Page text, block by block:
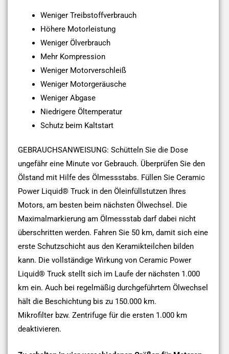
Weniger Treibstoffverbrauch
Höhere Motorleistung
Weniger Ölverbrauch
Mehr Kompression
Weniger Motorverschleiß
Weniger Motorgeräusche
Weniger Abgase
Niedrigere Öltemperatur
Schutz beim Kaltstart
GEBRAUCHSANWEISUNG: Schütteln Sie die Dose
ungefähr eine Minute vor Gebrauch. Überprüfen Sie den
Ölstand mit Hilfe des Ölmessstabs. Füllen Sie Ceramic
Power Liquid® Truck in den Öleinfüllstutzen Ihres
Motors, am besten beim nächsten Ölwechsel. Die
Maximalmarkierung am Ölmessstab darf dabei nicht
überschritten werden. Fahren Sie 50 km, damit sich eine
erste Schutzschicht aus den Keramikteilchen bilden
kann. Die vollständige Wirkung von Ceramic Power
Liquid® Truck stellt sich im Laufe der nächsten 1.000
km ein. Auch bei regelmäßig durchgeführtem Ölwechsel
hält die Beschichtung bis zu 150.000 km.
Mikrofilter bzw. Zentrifuge für die ersten 1.000 km
deaktivieren.